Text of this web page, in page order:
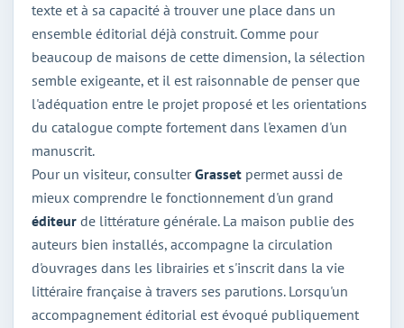
texte et à sa capacité à trouver une place dans un
ensemble éditorial déjà construit. Comme pour
beaucoup de maisons de cette dimension, la sélection
semble exigeante, et il est raisonnable de penser que
l'adéquation entre le projet proposé et les orientations
du catalogue compte fortement dans l'examen d'un
manuscrit.
Pour un visiteur, consulterGrasset permet aussi de
mieux comprendre le fonctionnement d'un grand
éditeur de littérature générale. La maison publie des
auteurs bien installés, accompagne la circulation
d'ouvrages dans les librairies et s'inscrit dans la vie
littéraire française à travers ses parutions. Lorsqu'un
accompagnement éditorial est évoqué publiquement